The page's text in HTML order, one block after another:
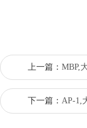
上一篇： MBP,
下一篇： AP-1,